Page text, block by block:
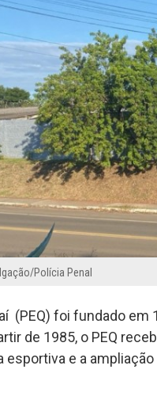
Polícia Penal
(PEQ) foi fundado
de 1985, o PEQ
esportiva e a